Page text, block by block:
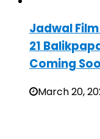
Jadwal
21
Coming
March 20,